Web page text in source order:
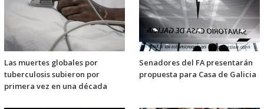
Las muertes globales por
tuberculosis subieron por
primera vez en una década
Senadores del FA presentarán
propuesta para Casa de Galicia